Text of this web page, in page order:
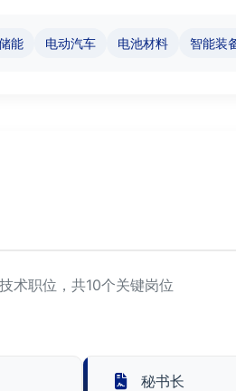
能 电动汽车 电池材料 智能装
术职位，共10个关键岗位
秘书长